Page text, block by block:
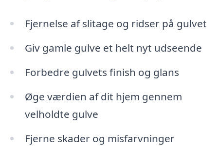
Fjernelse af slitage og ridser på gulvet
Giv gamle gulve et helt nyt udseende
Forbedre gulvets finish og glans
Øge værdien af dit hjem gennem
velholdte gulve
Fjerne skader og misfarvninger